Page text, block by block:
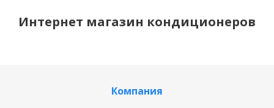
Интернет магазин кондиционеров
Компания